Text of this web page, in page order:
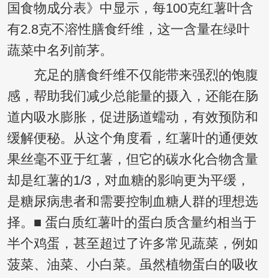
国食物成分表》中显示，每100克红薯叶含
有2.8克不溶性膳食纤维，这一含量在绿叶
蔬菜中名列前茅。
充足的膳食纤维不仅能带来强烈的饱腹
感，帮助我们减少总能量的摄入，还能在肠
道内吸水膨胀，促进肠道蠕动，有效预防和
缓解便秘。从这个角度看，红薯叶的通便效
果丝毫不亚于红薯，但它的碳水化合物含量
却是红薯的1/3，对血糖的影响更为平缓，
是糖尿病患者和需要控制血糖人群的理想选
择。■ 蛋白质红薯叶的蛋白质含量约相当于
半个鸡蛋，甚至超过了许多常见蔬菜，例如
菠菜、油菜、小白菜。虽然植物蛋白的吸收